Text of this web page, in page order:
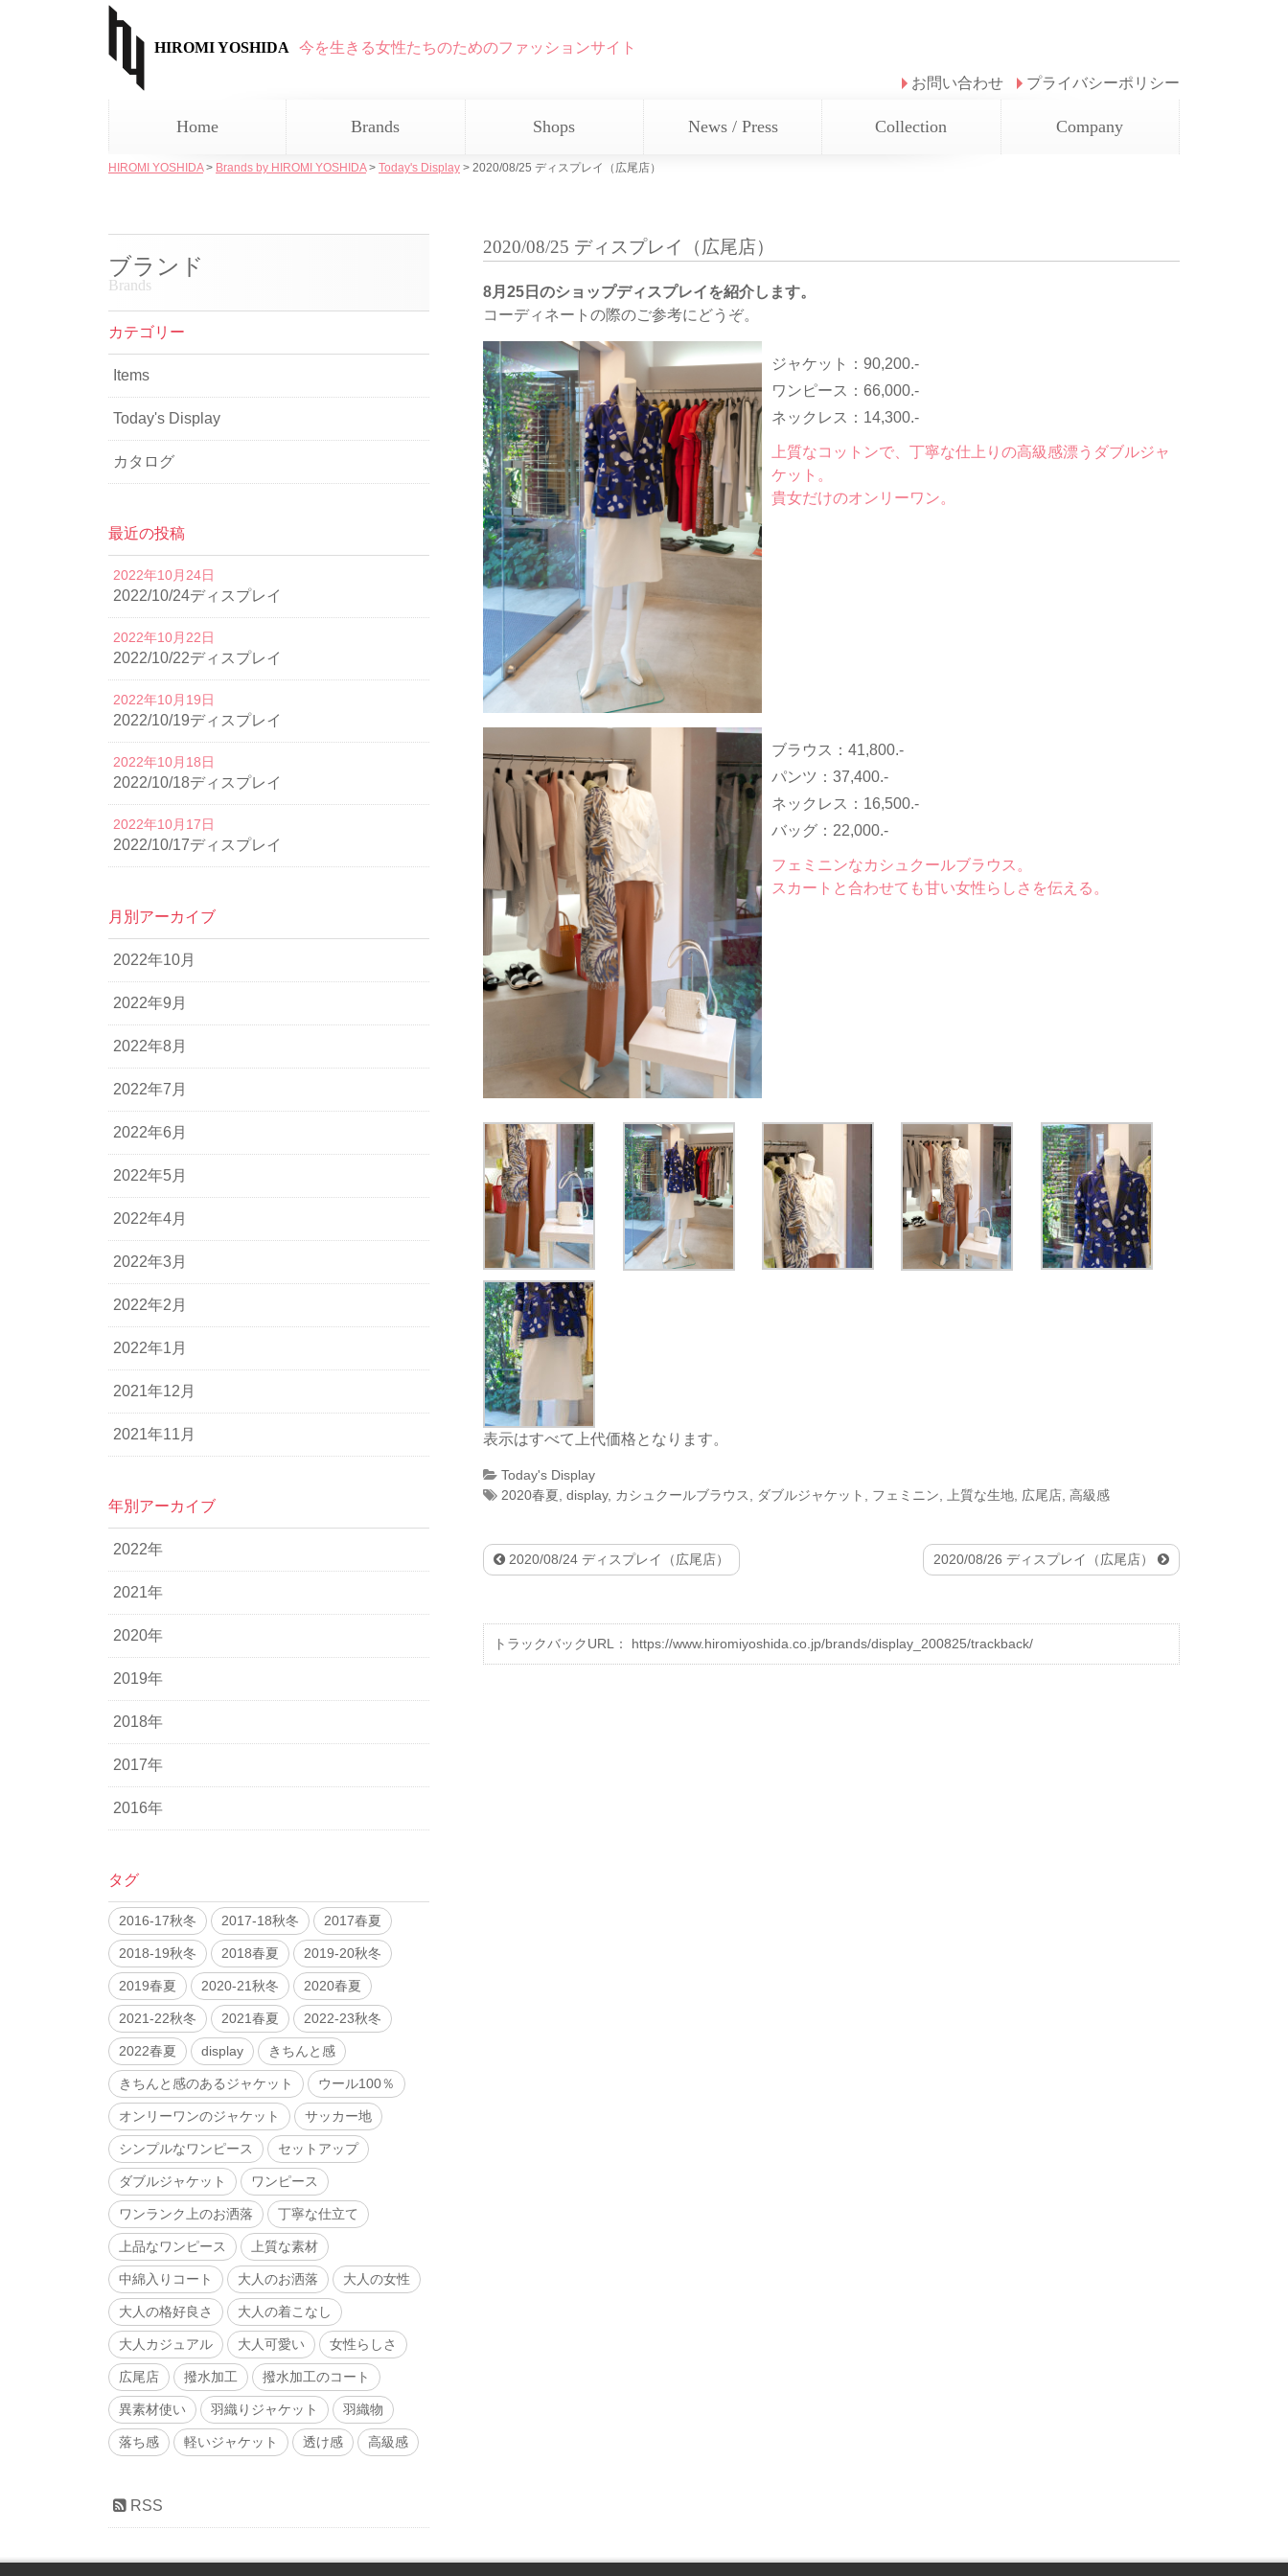
HIROMI YOSHIDA 今を生きる女性たちのためのファッションサイト
お問い合わせ プライバシーポリシー
Home Brands Shops News / Press Collection Company
HIROMI YOSHIDA> Brands by HIROMI YOSHIDA> Today's Display > 2020/08/25 ディスプレイ（広尾店）
2020/08/25 ディスプレイ（広尾店）
8月25日のショップディスプレイを紹介します。
コーディネートの際のご参考にどうぞ。
ジャケット： 90,200.-
ワンピース： 66,000.-
ネックレス： 14,300.-
上質なコットンで、丁寧な仕上りの高級感漂うダブルジャ
ケット。
貴女だけのオンリーワン。
ブラウス： 41,800.-
パンツ： 37,400.-
ネックレス： 16,500.-
バッグ： 22,000.-
フェミニンなカシュクールブラウス。
スカートと合わせても甘い女性らしさを伝える。
表示はすべて上代価格となります。
Today's Display
2020春夏 ,display, カシュクールブラウス ダブルジャケット フェミニン 上質な生地 広尾店 ,高級感
2020/08/24 ディスプレイ（広尾店） 2020/08/26 ディスプレイ（広尾店）
トラックバックURL： https://www.hiromiyoshida.co.jp/brands/display_200825/trackback/
ブランド
Brands
カテゴリー
Items
Today's Display
カタログ
最近の投稿
2022/10/24ディスプレイ
2022年10月24日
2022/10/22ディスプレイ
2022年10月22日
2022/10/19ディスプレイ
2022年10月19日
2022/10/18ディスプレイ
2022年10月18日
2022/10/17ディスプレイ
2022年10月17日
月別アーカイブ
2022年10月
2022年9月
2022年8月
2022年7月
2022年6月
2022年5月
2022年4月
2022年3月
2022年2月
2022年1月
2021年12月
2021年11月
年別アーカイブ
2022年
2021年
2020年
2019年
2018年
2017年
2016年
タグ
2016-17秋冬 2017-18秋冬 2017春夏
2018-19秋冬 2018春夏 2019-20秋冬
2019春夏 2020-21秋冬 2020春夏
2021-22秋冬 2021春夏 2022-23秋冬
2022春夏 display きちんと感
きちんと感のあるジャケット ウール100％
オンリーワンのジャケット サッカー地
シンプルなワンピース セットアップ
ダブルジャケット ワンピース
ワンランク上のお洒落 丁寧な仕立て
上品なワンピース 上質な素材
中綿入りコート 大人のお洒落 大人の女性
大人の格好良さ 大人の着こなし
大人カジュアル 大人可愛い 女性らしさ
広尾店 撥水加工 撥水加工のコート
異素材使い 羽織りジャケット 羽織物
落ち感 軽いジャケット 透け感 高級感
RSS